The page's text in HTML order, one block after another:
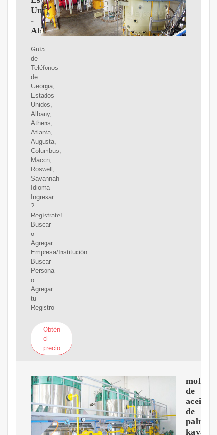
Unidos
-
AbcTelefonos.com
Guía
de
Teléfonos
de
Georgia,
Estados
Unidos,
Albany,
Athens,
Atlanta,
Augusta,
Columbus,
Macon,
Roswell,
Savannah
Idioma
Ingresar
?
Regístrate!
Buscar
o
Agregar
Empresa/Institución
Buscar
Persona
o
Agregar
tu
Registro
Obtén
el
precio
molino
de
aceite
de
palma
kavali